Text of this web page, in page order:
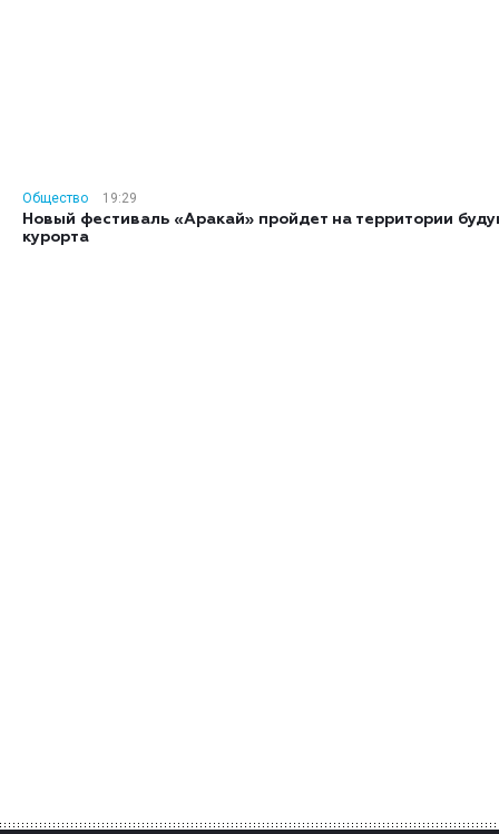
Общество
19:29
Новый фестиваль «Аракай» пройдет на территории
курорта